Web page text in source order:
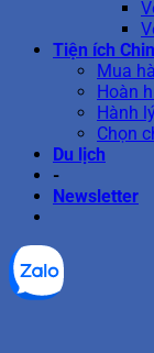
Tiện ích
Mua
Hoàn
Hành
Chọn
Du lịch
-
Newsletter